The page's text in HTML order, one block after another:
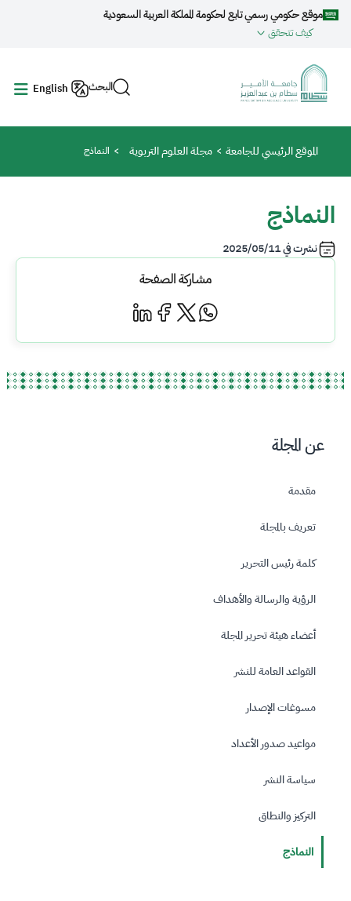
تجاوز إلى المحتوى الرئيسي
موقع حكومي رسمي تابع لحكومة المملكة العربية السعودية
كيف تتحقق
البحث English
مسار التنقل
الموقع الرئيسي للجامعة مجلة العلوم التربوية النماذج
النماذج
نشرت في2025/05/11
مشاركة الصفحة
عن المجلة
مقدمة
تعريف بالمجلة
كلمة رئيس التحرير
‏الرؤية والرسالة واﻷهداف
أعضاء هيئة تحرير المجلة
القواعد العامة للنشر
مسوغات الإصدار
مواعيد صدور الأعداد
سياسة النشر
التركيز والنطاق
النماذج